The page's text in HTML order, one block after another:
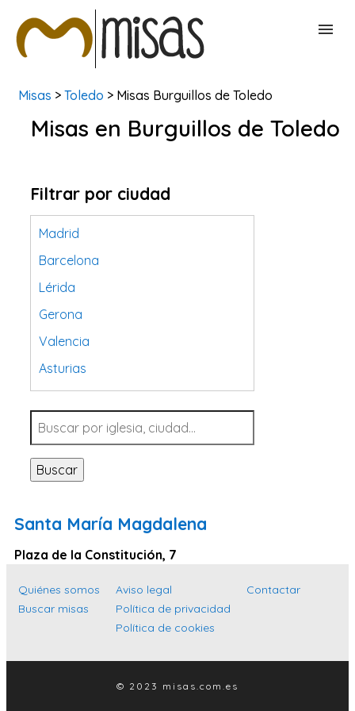
BUSCAR MISAS
Misas > Toledo > Misas Burguillos de Toledo
Misas en Burguillos de Toledo
Filtrar por ciudad
Madrid
Barcelona
Lérida
Gerona
Valencia
Asturias
Tarragona
Navarra
Valladolid
Sevilla
Santa Cruz de Tenerife
Cantabria
Islas Baleares
Las Palmas
Alicante
Buscar
Santa María Magdalena
Plaza de la Constitución, 7
Quiénes somos
Buscar misas
Aviso legal
Política de privacidad
Política de cookies
Contactar
© 2023 misas.com.es